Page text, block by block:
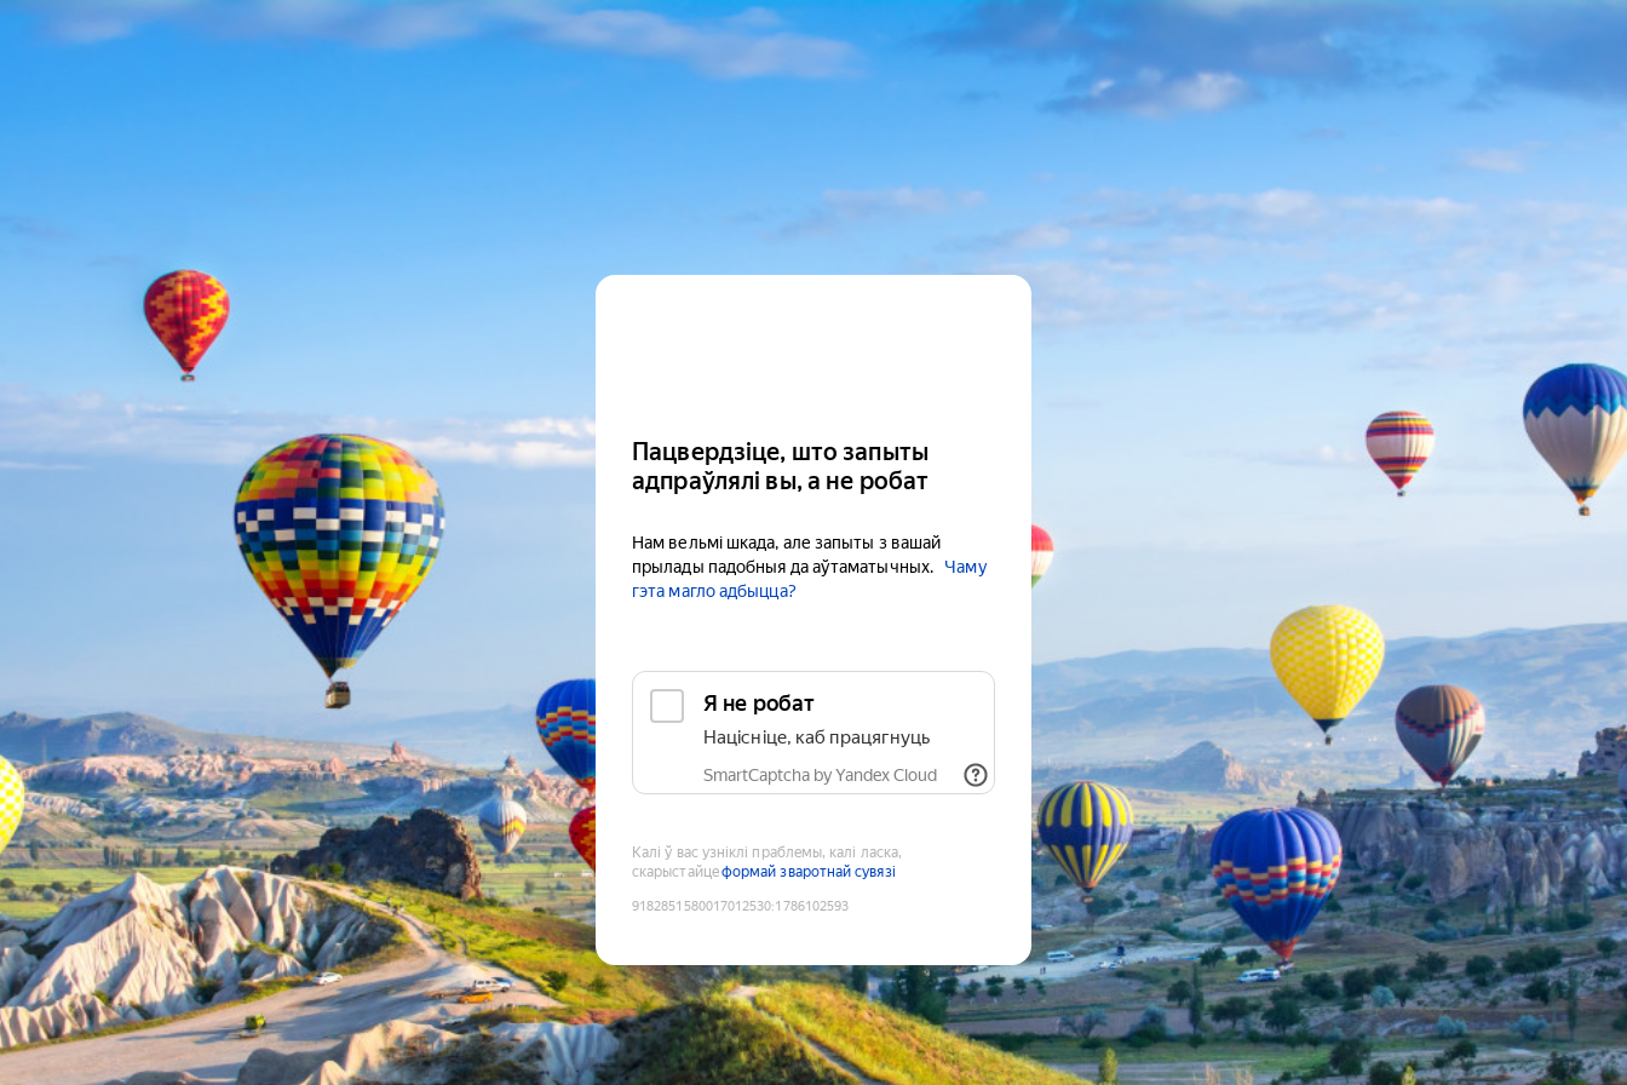
Пацвердзіце, што запыты
адпраўлялі вы, а не робат
Нам вельмі шкада, але запыты з вашай
прылады падобныя да аўтаматычных.
Чаму
гэта магло адбыцца?
Я не робат
Націсніце, каб працягнуць
SmartCaptcha by Yandex Cloud
Калі ў вас узніклі праблемы, калі ласка,
скарыстайцеформай зваротнай сувязі
9182851580017012530:1786102593